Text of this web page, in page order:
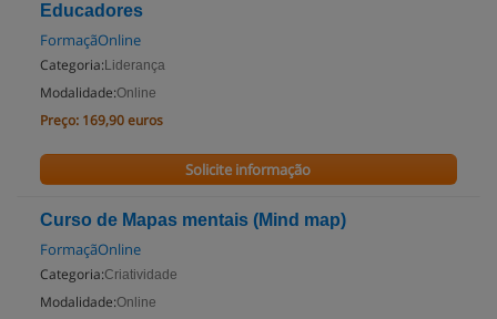
Educadores
FormaçãOnline
Categoria: Liderança
Modalidade:Online
Preço: 169,90 euros
Solicite informação
Curso de Mapas mentais (Mind map)
FormaçãOnline
Categoria:Criatividade
Modalidade:Online